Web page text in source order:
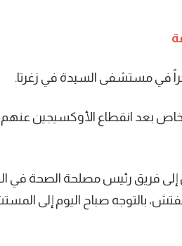
في مستشفى السيدة في زغرتا.
هذا الخبر بعد الفاجعة التي حصلت في الأردن أمس بوفاة 8 اشخاص بعد انقطاع
إلى فريق رئيس مصلحة الصحة في
بالتوجه صباح اليوم إلى